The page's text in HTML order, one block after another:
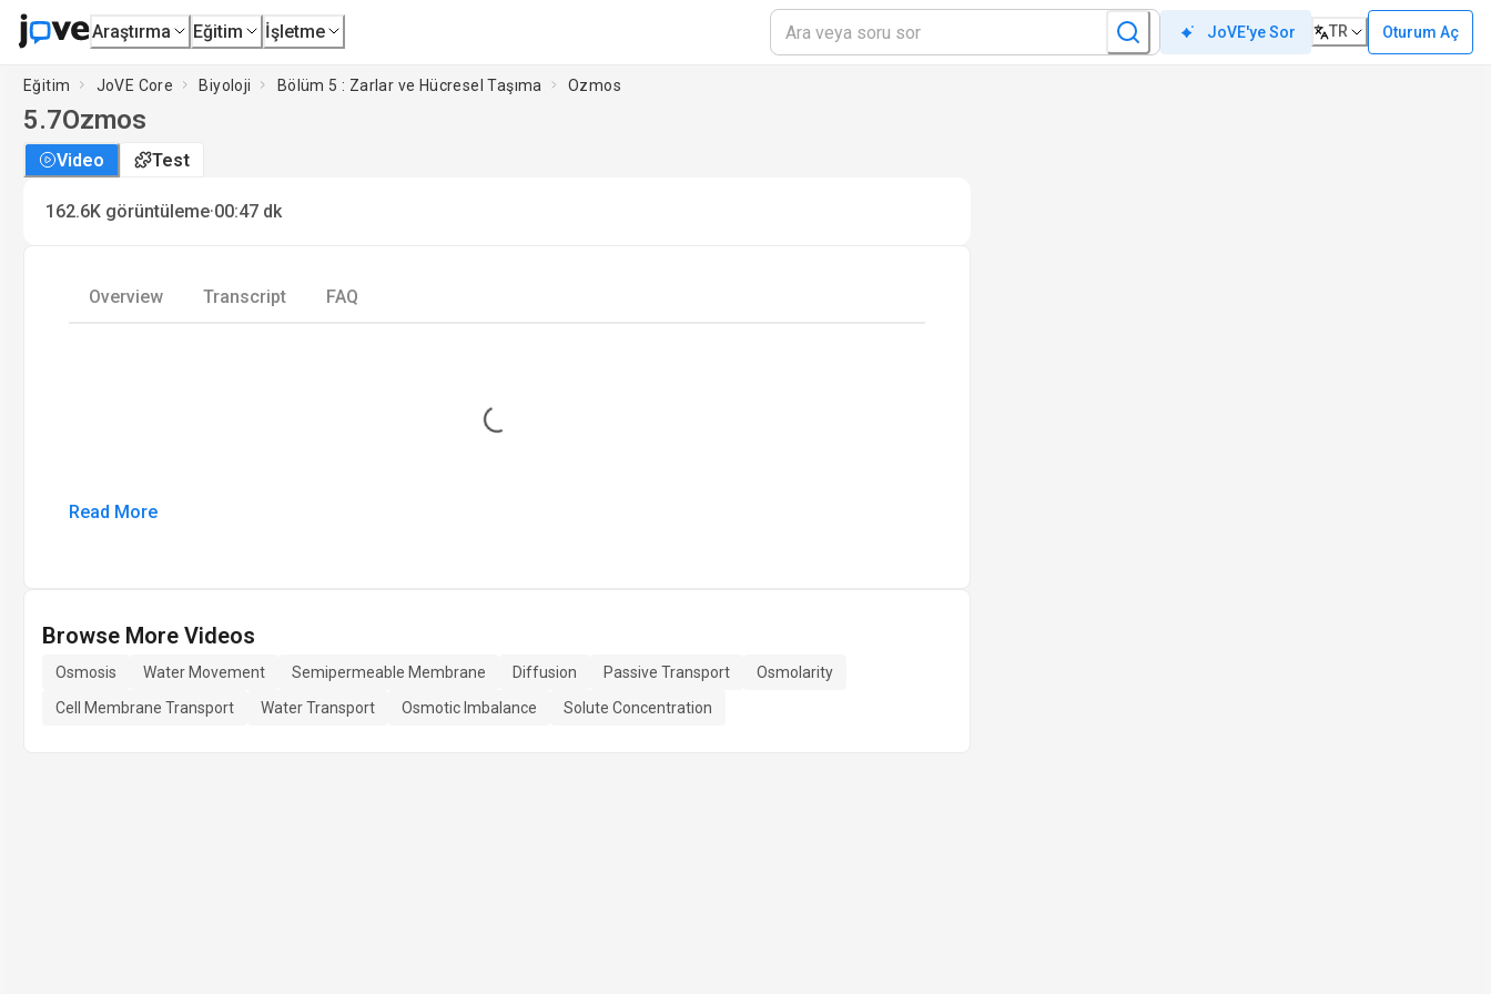
Araştırma Eğitim İşletme JoVE'ye Sor TR Oturum Aç
Eğitim JoVE Core Biyoloji Bölüm 5 : Zarlar ve Hücresel Taşıma Ozmos
5.7Ozmos
Video Test
162.6K görüntüleme·00:47 dk
Overview Transcript FAQ
Loading...
Read More
Browse More Videos
Osmosis Water Movement Semipermeable Membrane Diffusion Passive Transport
Osmolarity
Cell Membrane Transport
Water Transport Osmotic Imbalance Solute Concentration